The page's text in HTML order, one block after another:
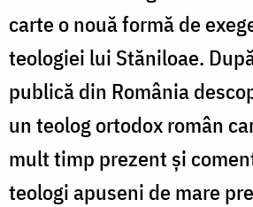
carte o nouă formă de
teologiei lui Stăniloae.
publică din România
un teolog ortodox român
mult timp prezent și
teologi apuseni de mare